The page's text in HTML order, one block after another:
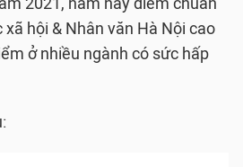
hội & Nhân văn Hà Nội cao
ở nhiều ngành có sức hấp